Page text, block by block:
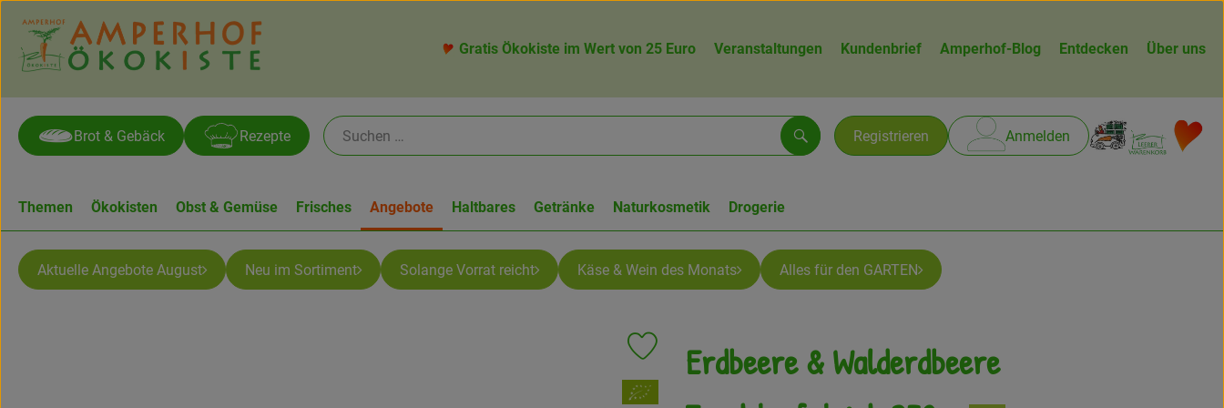
Gratis Ökokiste im Wert von 25 Euro Veranstaltungen Kundenbrief Amperhof-Blog Entdecken Über uns
Registrieren Anmelden
Suchen
Brot & Gebäck Rezepte
Themen Ökokisten Obst & Gemüse Frisches Angebote Haltbares Getränke Naturkosmetik Drogerie
Aktuelle Angebote August Neu im Sortiment Solange Vorrat reicht Käse & Wein des Monats Alles für den GARTEN
Erdbeere & Walderdbeere
Produkt zu Favouriten hinzufügen
, Verband: